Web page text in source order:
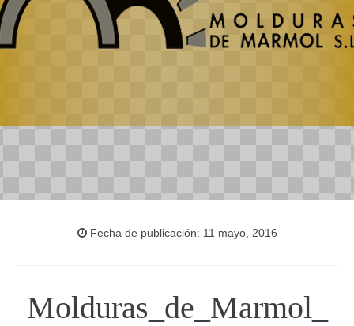
Fecha de publicación: 11 mayo, 2016
Molduras_de_Marmol_